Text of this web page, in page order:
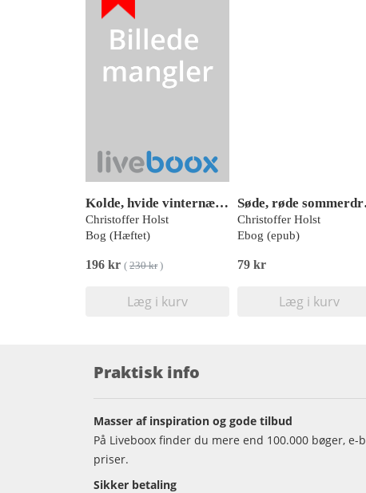
Kolde, hvide vinternætter
Christoffer Holst
Bog (Hæftet)
196 kr ( 230 kr)
Læg i kurv
Christoffer Holst
Ebog (epub)
79 kr
Læg i kurv
Praktisk info
Masser af inspiration og gode tilbud
På Liveboox finder du mere end 100.000 bøger,
priser.
Sikker betaling